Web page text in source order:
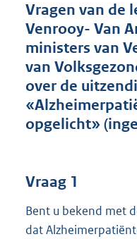
Vragen van de
Venrooy- Van
ministers van
van
over de
opgelicht»
Vraag 1
Bent u bekend met
dat